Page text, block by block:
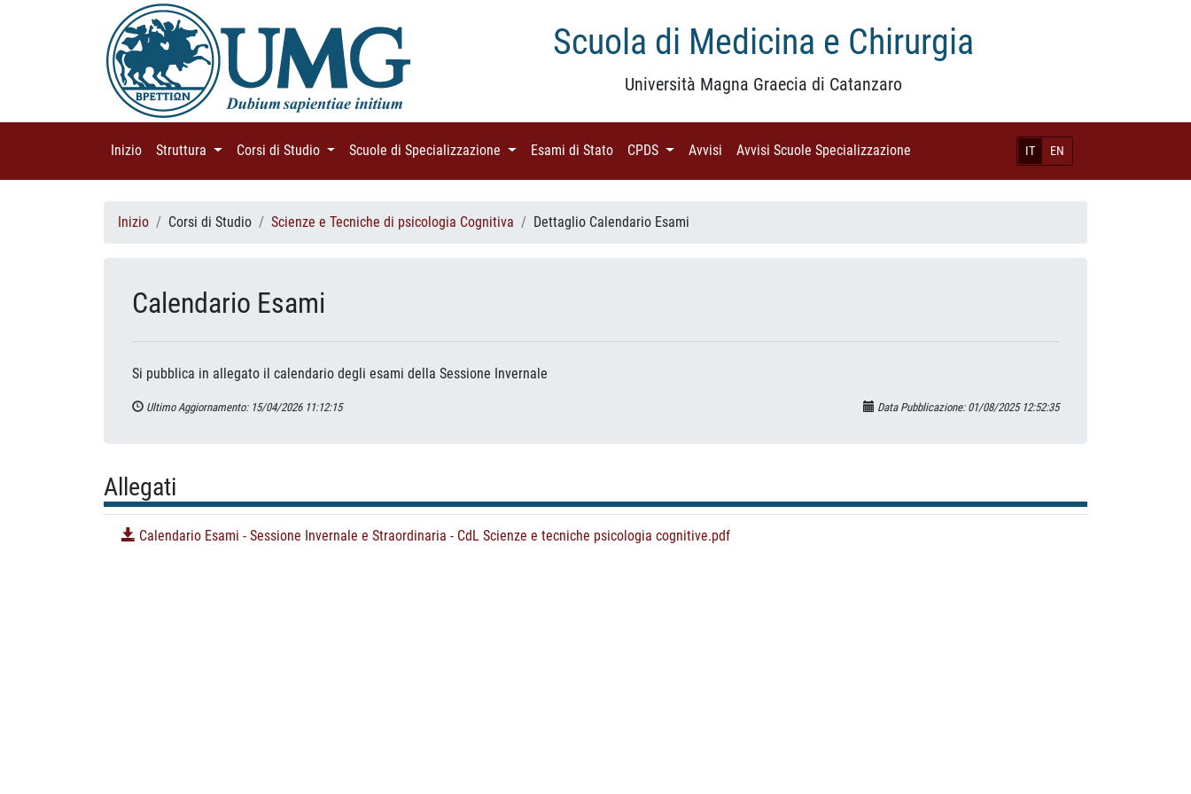
Scuola di Medicina e Chirurgia
Università Magna Graecia di Catanzaro
IT EN
Inizio (current)
Struttura (current)Corsi di Studio (current)Scuole di Specializzazione (current)Esami di Stato (current)
CPDS (current)
Avvisi (current)
Avvisi Scuole Specializzazione
Inizio Corsi di Studio Scienze e Tecniche di psicologia Cognitiva Dettaglio Calendario Esami
Calendario Esami
Si pubblica in allegato il calendario degli esami della Sessione Invernale
Ultimo Aggiornamento: 15/04/2026 11:12:15 Data Pubblicazione: 01/08/2025 12:52:35
Allegati
Calendario Esami - Sessione Invernale e Straordinaria - CdL Scienze e tecniche psicologia cognitive.pdf